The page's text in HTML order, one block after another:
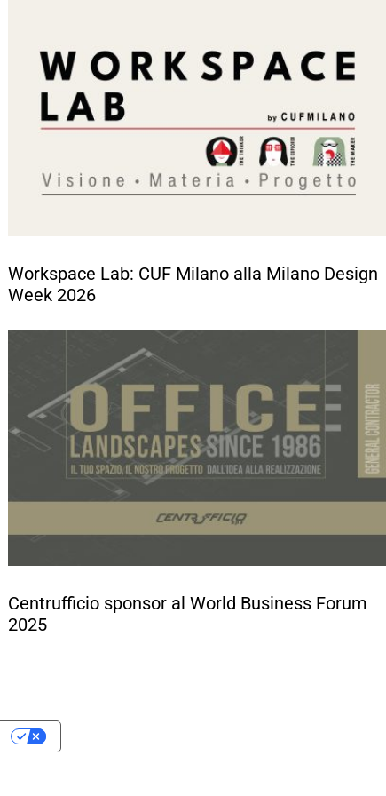
Workspace Lab: CUF Milano alla Milano Design
Week 2026
Centrufficio sponsor al World Business Forum
2025